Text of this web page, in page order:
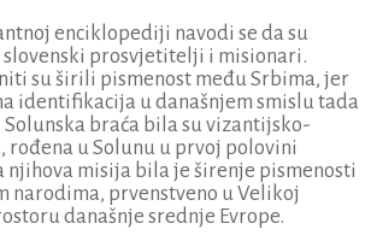
enciklopediji navodi se da su
prosvjetitelji i misionari.
su širili pismenost među Srbima, jer
identifikacija u današnjem smislu tada
braća bila su vizantijsko-
rođena u Solunu u prvoj polovini
njihova misija bila je širenje pismenosti
narodima, prvenstveno u Velikoj
današnje srednje Evrope.